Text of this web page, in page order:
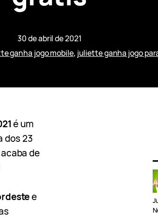
30 de abril de 2021
ganha jogo mobile, juliette ganha jogo
é um
dos 23
de
e